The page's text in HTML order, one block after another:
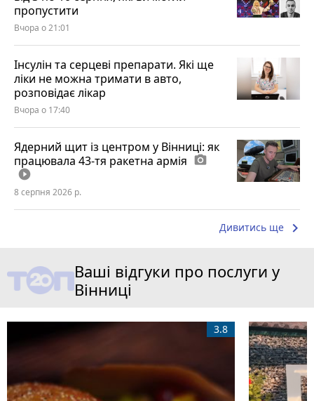
пропустити
Вчора о 21:01
Інсулін та серцеві препарати. Які ще
ліки не можна тримати в авто,
розповідає лікар
Вчора о 17:40
Ядерний щит із центром у Вінниці: як
працювала 43-тя ракетна армія photo_camera
play_circle_filled
8 серпня 2026 р.
Дивитись ще keyboard_arrow_right
Ваші відгуки про послуги у
Вінниці
3.8